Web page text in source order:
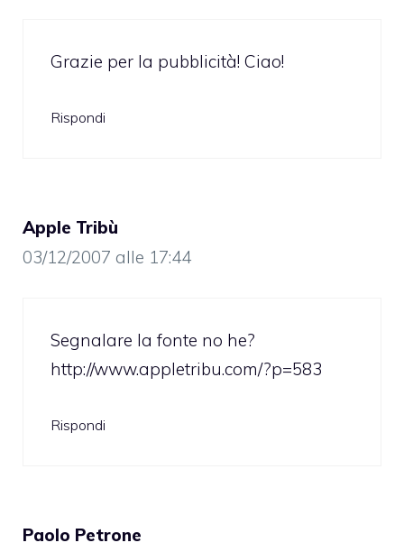
Grazie per la pubblicità! Ciao!
Rispondi
Apple Tribù
03/12/2007 alle 17:44
Segnalare la fonte no he?
http://www.appletribu.com/?p=583
Rispondi
Paolo Petrone